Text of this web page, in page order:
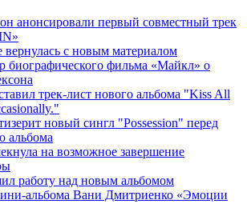
анонсировали первый совместный трек
вернулась с новым материалом
биографического фильма «Майкл» о
трек-лист нового альбома "Kiss All
новый сингл "Possession" перед
альбома
на возможное завершение
работу над новым альбомом
альбома Вани Дмитриенко «Эмоции